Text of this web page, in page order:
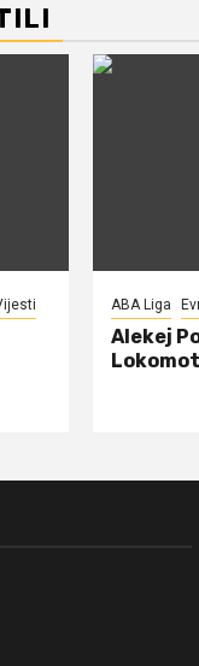
ABA Liga
Alekej